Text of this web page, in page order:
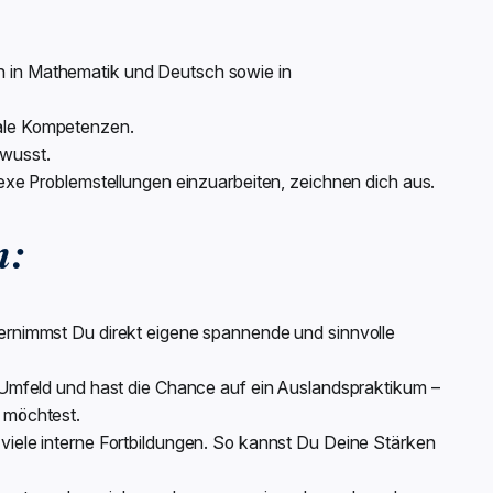
in Mathematik und Deutsch sowie in
Kompetenzen.
Problemstellungen einzuarbeiten, zeichnen dich aus.
Du direkt eigene spannende und sinnvolle
und hast die Chance auf ein Auslandspraktikum –
interne Fortbildungen. So kannst Du Deine Stärken